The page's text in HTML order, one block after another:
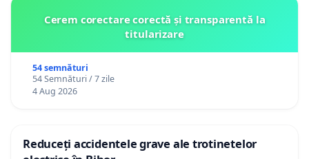
Cerem corectare corectă și transparentă la
titularizare
54 semnături
54 Semnături / 7 zile
4 Aug 2026
Reduceți accidentele grave ale trotinetelor